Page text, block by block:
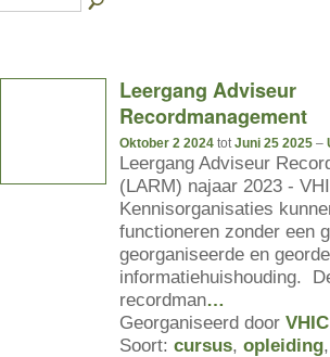
Leergang Adviseur
Recordmanagement
Oktober 2 2024 tot Juni 25 2025 –
Leergang Adviseur
(LARM) najaar 2023 -
Kennisorganisaties
functioneren zonder een
georganiseerde en
informatiehuishouding.
recordman…
Georganiseerd door
Soort: cursus, opleiding